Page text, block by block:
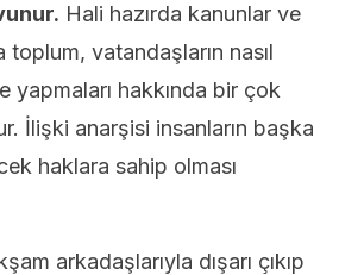
Hali hazırda kanunlar ve
vatandaşların nasıl
yapmaları hakkında bir çok
İlişki anarşisi insanların başka
haklara sahip olması
arkadaşlarıyla dışarı çıkıp